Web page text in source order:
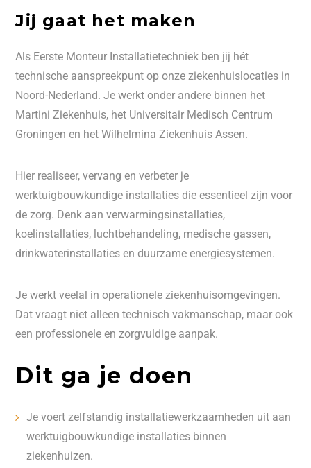
Jij gaat het maken
Als Eerste Monteur Installatietechniek ben jij hét
technische aanspreekpunt op onze ziekenhuislocaties in
Noord-Nederland. Je werkt onder andere binnen het
Martini Ziekenhuis, het Universitair Medisch Centrum
Groningen en het Wilhelmina Ziekenhuis Assen.
Hier realiseer, vervang en verbeter je
werktuigbouwkundige installaties die essentieel zijn voor
de zorg. Denk aan verwarmingsinstallaties,
koelinstallaties, luchtbehandeling, medische gassen,
drinkwaterinstallaties en duurzame energiesystemen.
Je werkt veelal in operationele ziekenhuisomgevingen.
Dat vraagt niet alleen technisch vakmanschap, maar ook
een professionele en zorgvuldige aanpak.
Dit ga je doen
Je voert zelfstandig installatiewerkzaamheden uit aan
werktuigbouwkundige installaties binnen
ziekenhuizen.